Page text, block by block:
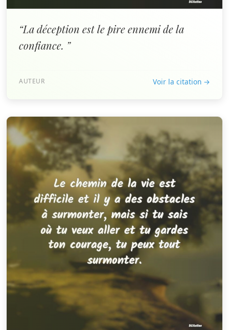
“La déception est le pire ennemi de la
confiance. ”
AUTEUR Voir la citation →